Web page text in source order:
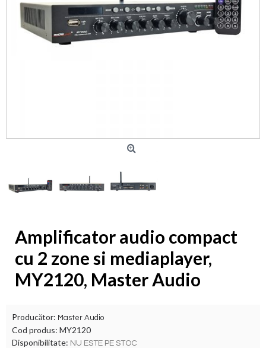
Amplificator audio compact
cu 2 zone si mediaplayer,
MY2120, Master Audio
Producător: Master Audio
Cod produs: MY2120
Disponibilitate: NU ESTE PE STOC